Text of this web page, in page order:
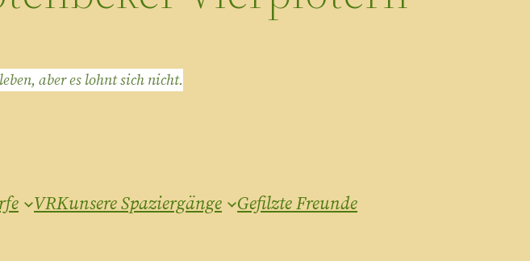
aber es lohnt sich nicht.
VRKunsere Spaziergänge
Gefilzte Freunde